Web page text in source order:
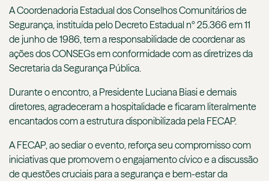
A Coordenadoria Estadual dos Conselhos Comunitários de
Segurança, instituída pelo Decreto Estadual nº 25.366 em 11
de junho de 1986, tem a responsabilidade de coordenar as
ações dos CONSEGs em conformidade com as diretrizes da
Secretaria da Segurança Pública.
Durante o encontro, a Presidente Luciana Biasi e demais
diretores, agradeceram a hospitalidade e ficaram literalmente
encantados com a estrutura disponibilizada pela FECAP.
A FECAP, ao sediar o evento, reforça seu compromisso com
iniciativas que promovem o engajamento cívico e a discussão
de questões cruciais para a segurança e bem-estar da